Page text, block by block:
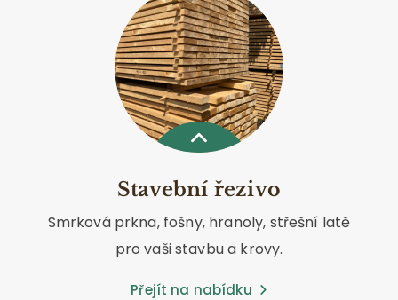
Stavební řezivo
Smrková prkna, fošny, hranoly, střešní latě
pro vaši stavbu a krovy.
Přejít na nabídku